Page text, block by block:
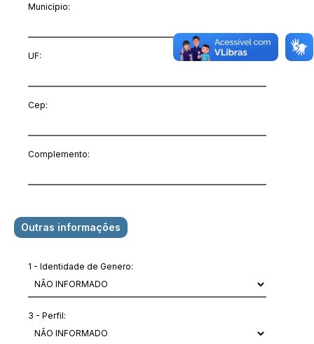
Município:
UF:
Cep:
Complemento:
Outras informações
1 - Identidade de Genero:
3 - Perfil: